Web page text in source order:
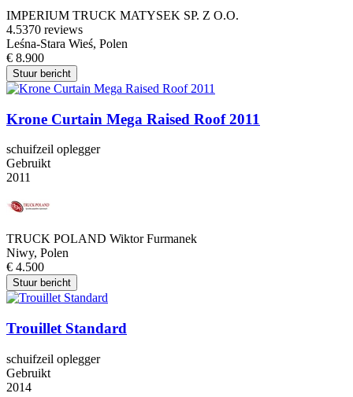
IMPERIUM TRUCK MATYSEK SP. Z O.O.
4.5370 reviews
Leśna-Stara Wieś, Polen
€ 8.900
Stuur bericht
Krone Curtain Mega Raised Roof 2011
schuifzeil oplegger
Gebruikt
2011
TRUCK POLAND Wiktor Furmanek
Niwy, Polen
€ 4.500
Stuur bericht
Trouillet Standard
schuifzeil oplegger
Gebruikt
2014